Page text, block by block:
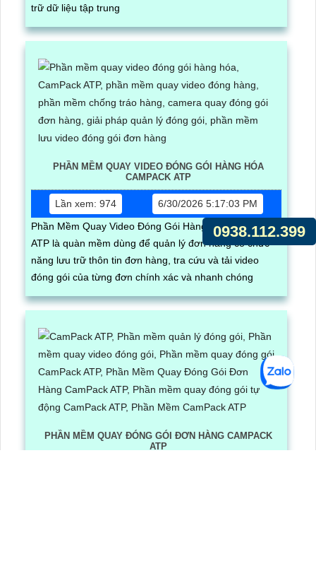
trữ dữ liệu tập trung
PHẦN MỀM QUAY VIDEO ĐÓNG GÓI HÀNG HÓA
CAMPACK ATP
Lần xem: 974
6/30/2026 5:17:03 PM
Phần Mềm Quay Video Đóng Gói Hàng Hóa CamPack
ATP là quàn mềm dùng để quản lý đơn hàng có chức
năng lưu trữ thôn tin đơn hàng, tra cứu và tải video
đóng gói của từng đơn chính xác và nhanh chóng
PHẦN MỀM QUAY ĐÓNG GÓI ĐƠN HÀNG CAMPACK
ATP
0938.112.399